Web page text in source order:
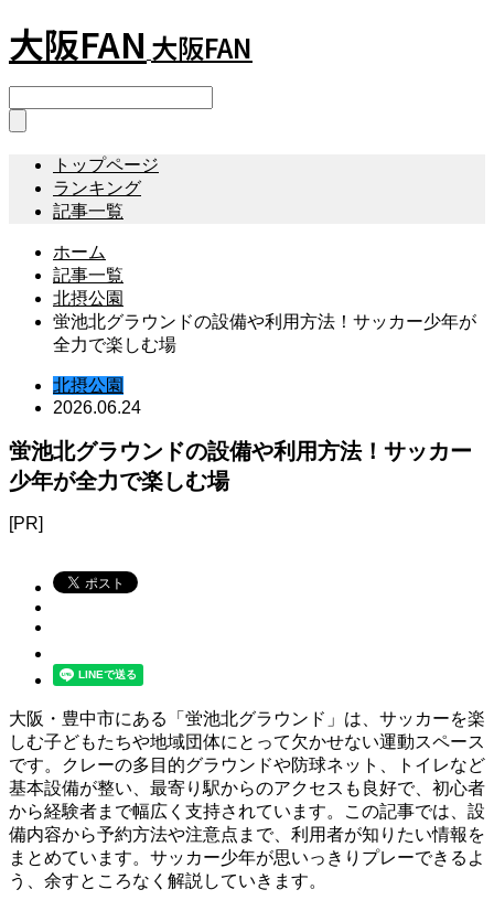
大阪FAN 大阪FAN
トップページ
ランキング
記事一覧
ホーム
記事一覧
北摂公園
蛍池北グラウンドの設備や利用方法！サッカー少年が
全力で楽しむ場
北摂公園
2026.06.24
蛍池北グラウンドの設備や利用方法！サッカー
少年が全力で楽しむ場
[PR]
大阪・豊中市にある「蛍池北グラウンド」は、サッカーを楽
しむ子どもたちや地域団体にとって欠かせない運動スペース
です。クレーの多目的グラウンドや防球ネット、トイレなど
基本設備が整い、最寄り駅からのアクセスも良好で、初心者
から経験者まで幅広く支持されています。この記事では、設
備内容から予約方法や注意点まで、利用者が知りたい情報を
まとめています。サッカー少年が思いっきりプレーできるよ
う、余すところなく解説していきます。